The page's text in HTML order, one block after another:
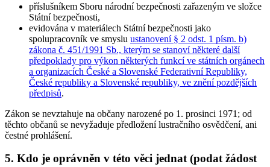
příslušníkem Sboru národní bezpečnosti zařazeným ve složce
Státní bezpečnosti,
evidována v materiálech Státní bezpečnosti jako
spolupracovník ve smyslu ustanovení § 2 odst. 1 písm. b)
zákona č. 451/1991 Sb., kterým se stanoví některé další
předpoklady pro výkon některých funkcí ve státních orgánech
a organizacích České a Slovenské Federativní Republiky,
České republiky a Slovenské republiky, ve znění pozdějších
předpisů.
Zákon se nevztahuje na občany narozené po 1. prosinci 1971 ; od
těchto občanů se nevyžaduje předložení lustračního osvědčení, ani
čestné prohlášení.
5. Kdo je oprávněn v této věci jednat (podat žádost